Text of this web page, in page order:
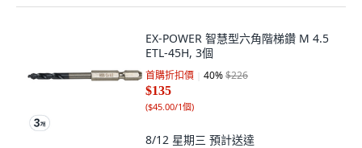
EX-POWER 智慧型六角階梯鑽 M 4.5
ETL-45H, 3個
首購折扣價 40%$226
$135
($45.00/1個)
8/12 星期三 預計送達